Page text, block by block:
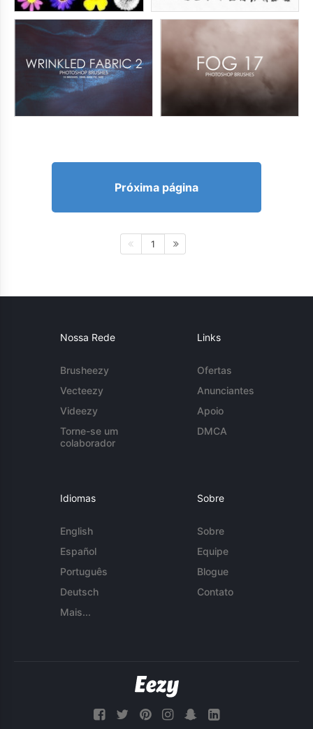
Próxima página
1
Nossa Rede
Brusheezy
Vecteezy
Videezy
Torne-se um
colaborador
Links
Ofertas
Anunciantes
Apoio
DMCA
Idiomas
English
Español
Português
Deutsch
Mais...
Sobre
Sobre
Equipe
Blogue
Contato